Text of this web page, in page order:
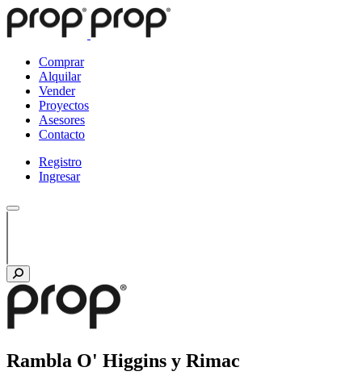
Comprar
Alquilar
Vender
Proyectos
Asesores
Contacto
Registro
Ingresar
Rambla O' Higgins y Rimac